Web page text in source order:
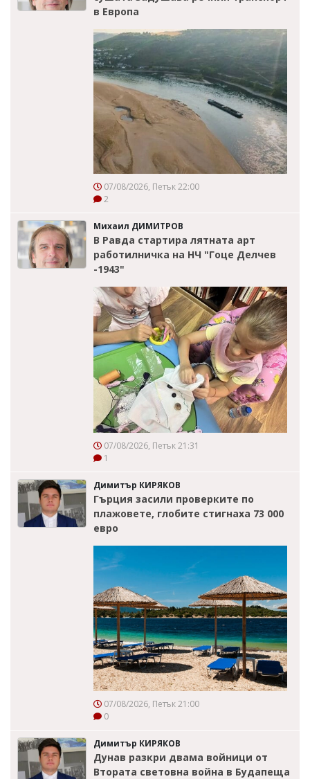
в Европа
07/08/2026, Петък 22:00
2
Михаил ДИМИТРОВ
В Равда стартира лятната арт
работилничка на НЧ "Гоце Делчев
-1943"
07/08/2026, Петък 21:31
1
Димитър КИРЯКОВ
Гърция засили проверките по
плажовете, глобите стигнаха 73 000
евро
07/08/2026, Петък 21:00
0
Димитър КИРЯКОВ
Дунав разкри двама войници от
Втората световна война в Будапеща